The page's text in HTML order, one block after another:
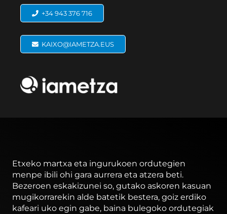
+34 943 376 716
KAIXO@IAMETZA.EUS
Etxeko martxa eta ingurukoen ordutegien
menpe ibili ohi gara aurrera eta atzera beti.
Bezeroen eskakizunei so, gutako askoren kasuan
mugikorrarekin alde batetik bestera, goiz erdiko
kafeari uko egin gabe, baina bulegoko ordutegiak